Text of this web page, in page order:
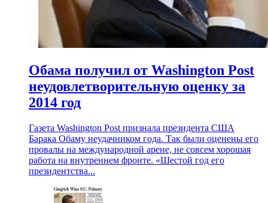
Обама получил от Washington Post
неудовлетворительную оценку за
2014 год
Газета Washington Post признала президента США
Барака Обаму неудачником года. Так были оценены его
провалы на международной арене, не совсем хорошая
работа на внутреннем фронте. «Шестой год его
президентства...